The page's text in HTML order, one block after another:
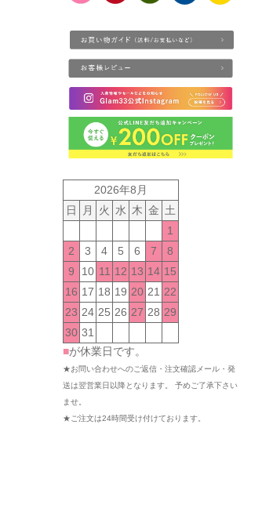
2026年8月
日
月 火 水 木 金 土
1
2
3 4 5 6 7
8
9
10 11 12 13 14 15
16 17 18 19 20 21 22
23 24 25 26 27 28 29
30 31
■が休業日です。
★お問い合わせへのご返信・注文確認メール・発
送は翌営業日以降となります。 予めご了承下さい
ませ。
★ご注文は24時間受け付けております。